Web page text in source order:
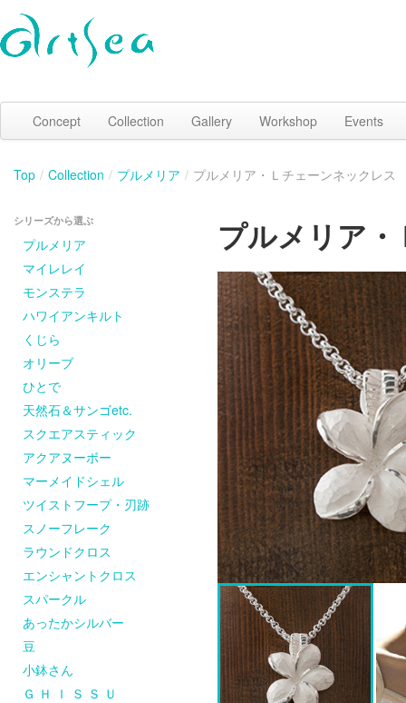
Concept Collection Gallery Workshop Events
Top / Collection / プルメリア / プルメリア・Ｌチェーンネックレス
シリーズから選ぶ
プルメリア
マイレレイ
モンステラ
ハワイアンキルト
くじら
オリーブ
ひとで
天然石＆サンゴetc.
スクエアスティック
アクアヌーボー
マーメイドシェル
ツイストフープ・刃跡
スノーフレーク
ラウンドクロス
エンシャントクロス
スパークル
あったかシルバー
豆
小鉢さん
Ｇ Ｈ Ｉ Ｓ Ｓ Ｕ
プルメリア